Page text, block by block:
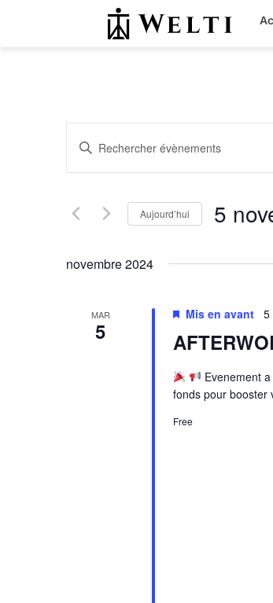
Recherche
et
navigation
de
vues
Saisir
mot-
Rechercher
mot-
Aujourd’hui 5
date.
novembre 2024
MAR
5
Mis en avant 5
Evenement
fonds pour booster
Free